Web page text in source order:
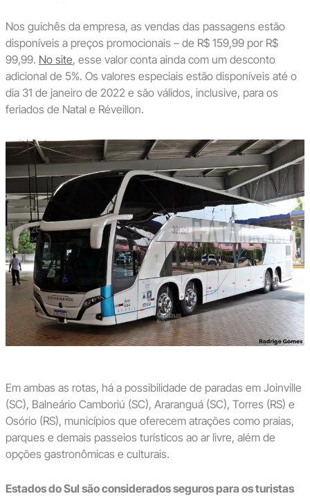
Nos guichês da empresa, as vendas das passagens estão
disponíveis a preços promocionais – de R$ 159,99 por R$
99,99. No site, esse valor conta ainda com um desconto
adicional de 5%. Os valores especiais estão disponíveis até o
dia 31 de janeiro de 2022 e são válidos, inclusive, para os
feriados de Natal e Réveillon.
Em ambas as rotas, há a possibilidade de paradas em Joinville
(SC), Balneário Camboriú (SC), Araranguá (SC), Torres (RS) e
Osório (RS), municípios que oferecem atrações como praias,
parques e demais passeios turísticos ao ar livre, além de
opções gastronômicas e culturais.
Estados do Sul são considerados seguros para os turistas